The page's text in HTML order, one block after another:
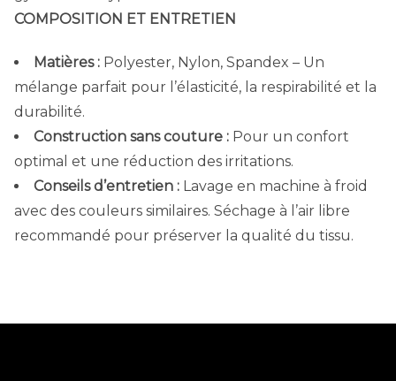
COMPOSITION ET ENTRETIEN
Matières : Polyester, Nylon, Spandex – Un
mélange parfait pour l’élasticité, la respirabilité et la
durabilité.
Construction sans couture : Pour un confort
optimal et une réduction des irritations.
Conseils d’entretien : Lavage en machine à froid
avec des couleurs similaires. Séchage à l’air libre
recommandé pour préserver la qualité du tissu.